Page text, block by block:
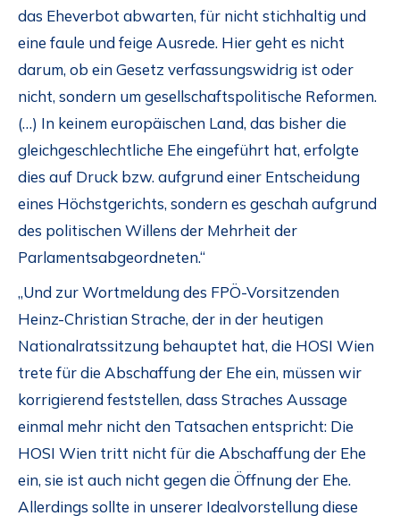
das Eheverbot abwarten, für nicht stichhaltig und
eine faule und feige Ausrede. Hier geht es nicht
darum, ob ein Gesetz verfassungswidrig ist oder
nicht, sondern um gesellschaftspolitische Reformen.
(…) In keinem europäischen Land, das bisher die
gleichgeschlechtliche Ehe eingeführt hat, erfolgte
dies auf Druck bzw. aufgrund einer Entscheidung
eines Höchstgerichts, sondern es geschah aufgrund
des politischen Willens der Mehrheit der
Parlamentsabgeordneten.“
„Und zur Wortmeldung des FPÖ-Vorsitzenden
Heinz-Christian Strache, der in der heutigen
Nationalratssitzung behauptet hat, die HOSI Wien
trete für die Abschaffung der Ehe ein, müssen wir
korrigierend feststellen, dass Straches Aussage
einmal mehr nicht den Tatsachen entspricht: Die
HOSI Wien tritt nicht für die Abschaffung der Ehe
ein, sie ist auch nicht gegen die Öffnung der Ehe.
Allerdings sollte in unserer Idealvorstellung diese